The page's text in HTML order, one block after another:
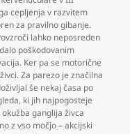
cepljenja v razvitem
za pravilno gibanje.
lahko neposreden
poškodovanim
Ker pa se motorične
Za parezo je značilna
še nekaj časa po
, ki jih najpogosteje
ganglija živca
z vso močjo – akcijski